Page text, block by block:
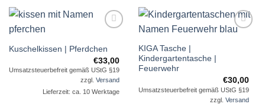
Wunschliste
Kuschelkissen | Pferdchen
€33,00
Umsatzsteuerbefreit gemäß UStG §19
zzgl. Versand
Lieferzeit: ca. 10 Werktage
KIGA Tasche |
Kindergartentasche |
Feuerwehr
€30,00
Umsatzsteuerbefreit gemäß UStG §19
zzgl. Versand